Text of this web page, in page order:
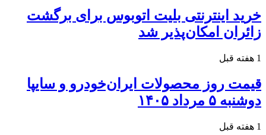
خرید اینترنتی بلیت اتوبوس برای برگشت
زائران امکان‌پذیر شد
1 هفته قبل
قیمت روز محصولات ایران‌خودرو و سایپا
دوشنبه ۵ مرداد ۱۴۰۵
1 هفته قبل